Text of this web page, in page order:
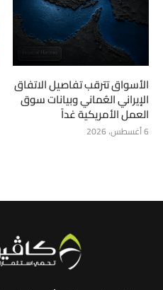
الأسواق تترقب تفاصيل الاتفاق
الإيراني العُماني وبيانات سوق
العمل الأمريكية غداً
6 أغسطس، 2026